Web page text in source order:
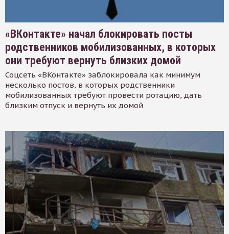
«ВКонтакте» начал блокировать посты
родственников мобилизованных, в которых
они требуют вернуть близких домой
Соцсеть «ВКонтакте» заблокировала как минимум
несколько постов, в которых родственники
мобилизованных требуют провести ротацию, дать
близким отпуск и вернуть их домой